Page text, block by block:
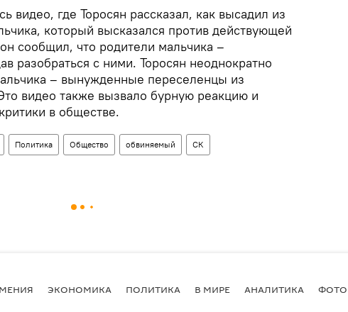
видео, где Торосян рассказал, как высадил из
который высказался против действующей
сообщил, что родители мальчика –
разобраться с ними. Торосян неоднократно
– вынужденные переселенцы из
видео также вызвало бурную реакцию и
в обществе.
Политика Общество обвиняемый СК
ЭКОНОМИКА ПОЛИТИКА В МИРЕ АНАЛИТИКА ФОТО